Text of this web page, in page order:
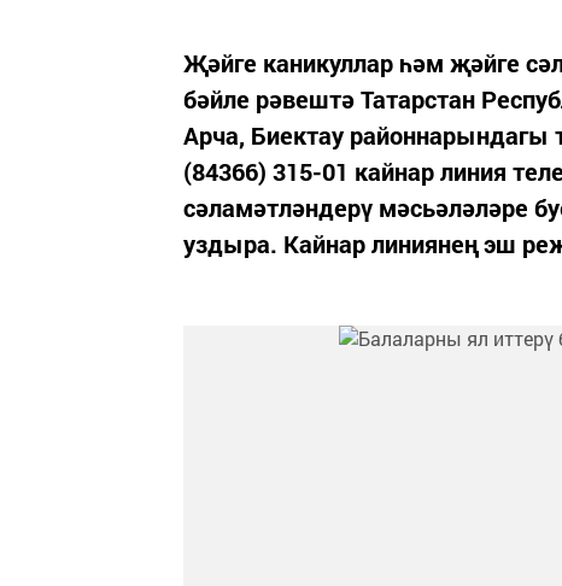
Җәйге каникуллар һәм җәйге
бәйле рәвештә Татарстан
Арча, Биектау районнарындагы
(84366) 315-01 кайнар линия
сәламәтләндерү мәсьәләләре
уздыра. Кайнар линиянең эш